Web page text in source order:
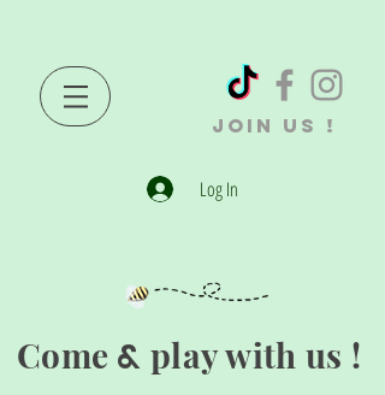
JOIN US !
Log In
Come & play with us !